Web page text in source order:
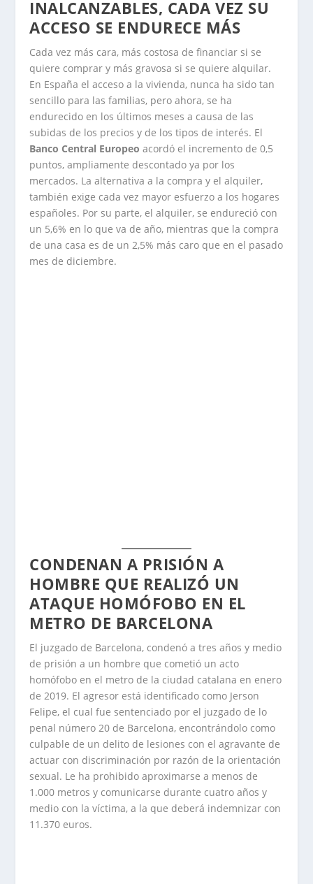
INALCANZABLES, CADA VEZ SU
ACCESO SE ENDURECE MÁS
Cada vez más cara, más costosa de financiar si se
quiere comprar y más gravosa si se quiere alquilar.
En España el acceso a la vivienda, nunca ha sido tan
sencillo para las familias, pero ahora, se ha
endurecido en los últimos meses a causa de las
subidas de los precios y de los tipos de interés. El
Banco Central Europeo acordó el incremento de 0,5
puntos, ampliamente descontado ya por los
mercados. La alternativa a la compra y el alquiler,
también exige cada vez mayor esfuerzo a los hogares
españoles. Por su parte, el alquiler, se endureció con
un 5,6% en lo que va de año, mientras que la compra
de una casa es de un 2,5% más caro que en el pasado
mes de diciembre.
CONDENAN A PRISIÓN A
HOMBRE QUE REALIZÓ UN
ATAQUE HOMÓFOBO EN EL
METRO DE BARCELONA
El juzgado de Barcelona, condenó a tres años y medio
de prisión a un hombre que cometió un acto
homófobo en el metro de la ciudad catalana en enero
de 2019. El agresor está identificado como Jerson
Felipe, el cual fue sentenciado por el juzgado de lo
penal número 20 de Barcelona, encontrándolo como
culpable de un delito de lesiones con el agravante de
actuar con discriminación por razón de la orientación
sexual. Le ha prohibido aproximarse a menos de
1.000 metros y comunicarse durante cuatro años y
medio con la víctima, a la que deberá indemnizar con
11.370 euros.